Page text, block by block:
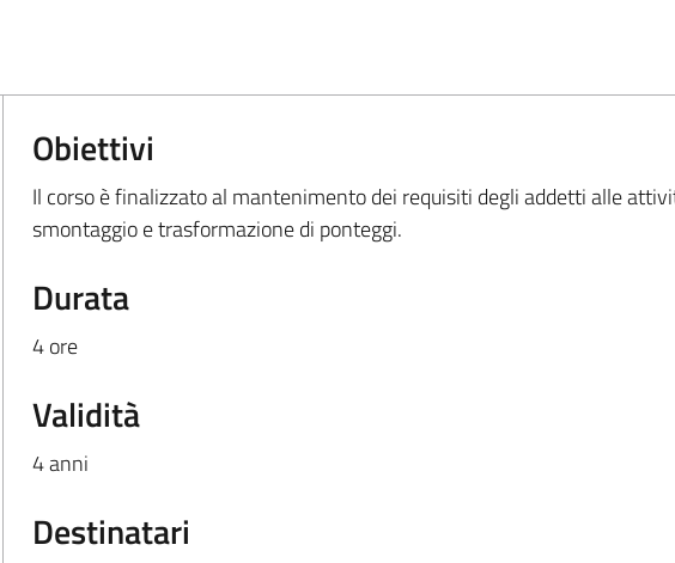
Obiettivi
Il corso è finalizzato al mantenimento dei requisiti degli addetti alle
smontaggio e trasformazione di ponteggi.
Durata
4 ore
Validità
4 anni
Destinatari